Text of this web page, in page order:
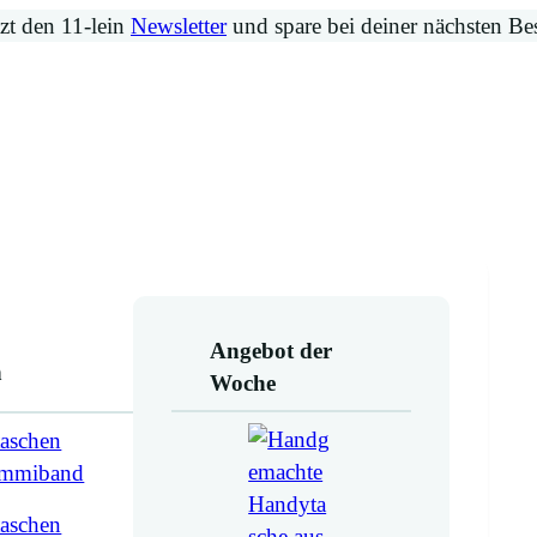
den 11-lein Newsletterund spare bei deiner nächsten
Angebot der
Woche